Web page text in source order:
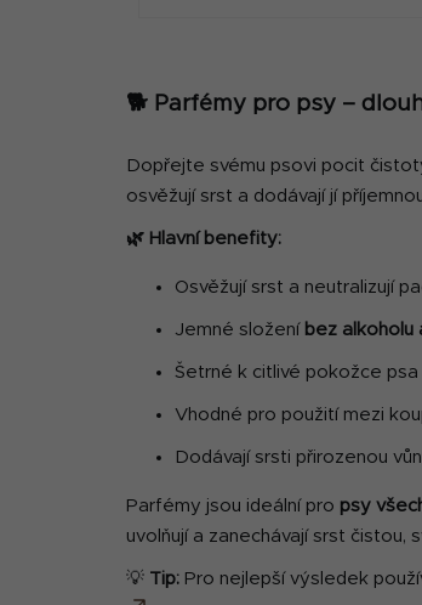
🐕 Parfémy pro psy –
Dopřejte svému psovi pocit
osvěžují srst a dodávají jí
🌿 Hlavní benefity:
Osvěžují srst a neutralizují
Jemné složení bez alkoholu
Šetrné k citlivé pokožce psa
Vhodné pro použití mezi
Dodávají srsti přirozenou
Parfémy jsou ideální pro psy
uvolňují a zanechávají srst čistou,
💡 Tip: Pro nejlepší výsledek